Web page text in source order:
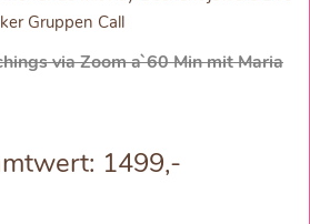
Gruppen Call
via Zoom a`60 Min mit Maria
1499,-